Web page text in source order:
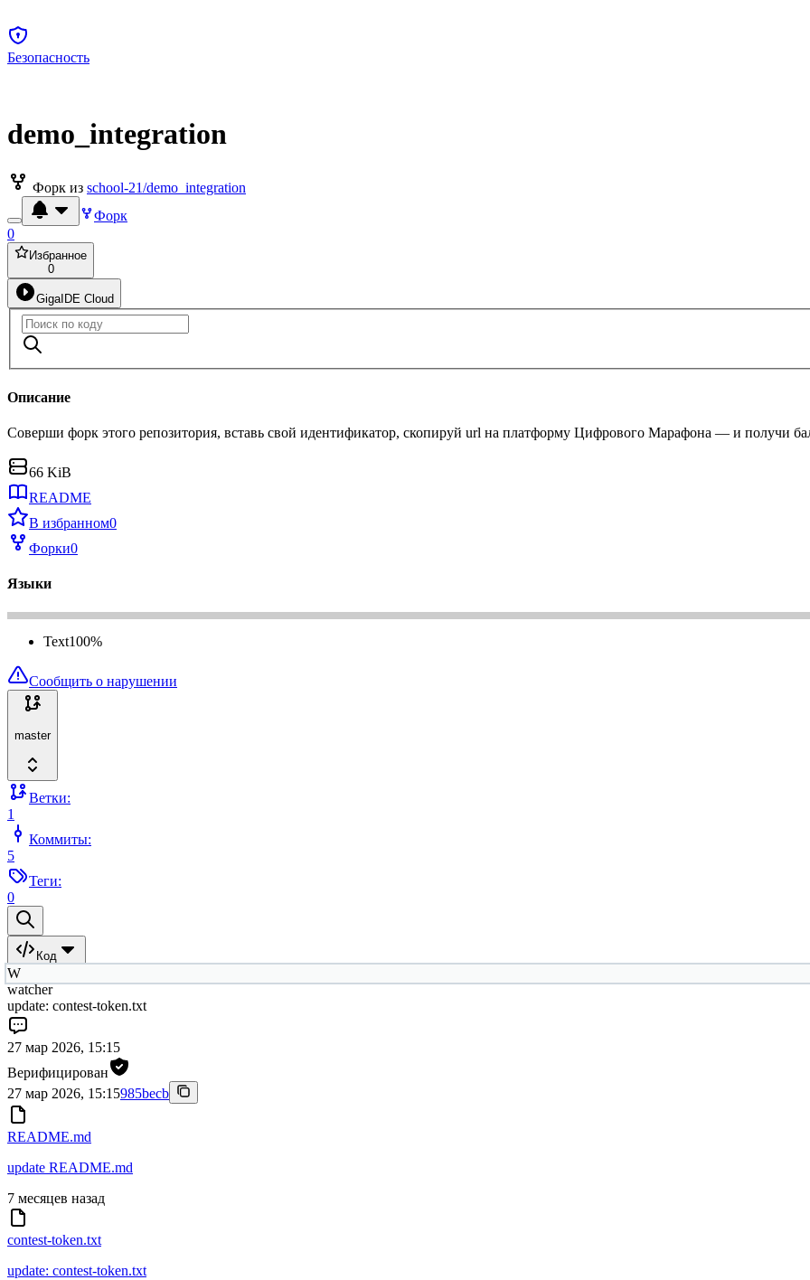
Безопасность
demo_integration
Форк из school-21/demo_integration
Форк
0
Избранное
0
GigaIDE Cloud
Описание
Соверши форк этого репозитория, вставь свой идентификатор, скопируй url на платформу Цифрового Марафона — и получи
66 KiB
README
В избранном0
Форки0
Языки
Text100%
Сообщить о нарушении
master
Ветки:
1
Коммиты:
5
Теги:
0
Код
W
watcher
update: contest-token.txt
27 мар 2026, 15:15
Верифицирован
27 мар 2026, 15:15985becb
README.md
update README.md
7 месяцев назад
contest-token.txt
update: contest-token.txt